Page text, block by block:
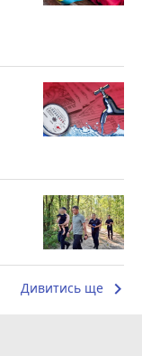
Дивитись ще keyboard_arrow_right